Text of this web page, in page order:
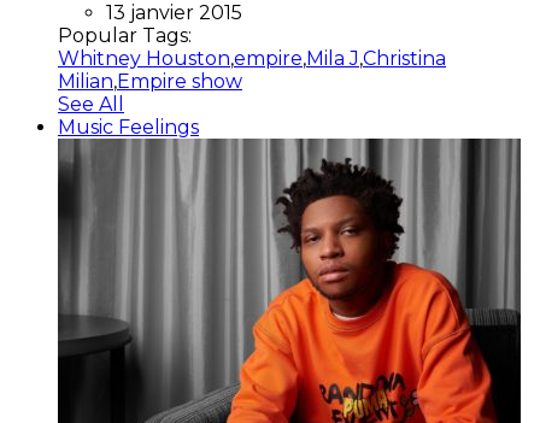
13 janvier 2015
Popular Tags:
Whitney Houston,empire,Mila J,Christina
Milian,Empire show
See All
Music Feelings